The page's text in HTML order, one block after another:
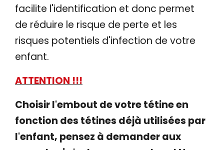
facilite l'identification et donc permet
de réduire le risque de perte et les
risques potentiels d'infection de votre
enfant.
ATTENTION !!!
Choisir l'embout de votre tétine en
fonction des tétines déjà utilisées par
l'enfant, pensez à demander aux